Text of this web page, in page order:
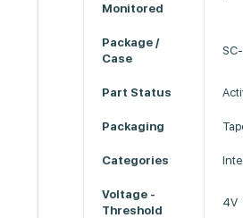
Monitored
Package /
Case
Part Status
Packaging
Categories
Voltage -
Threshold
4V